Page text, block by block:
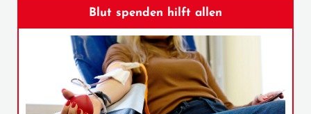
Blut spenden hilft allen